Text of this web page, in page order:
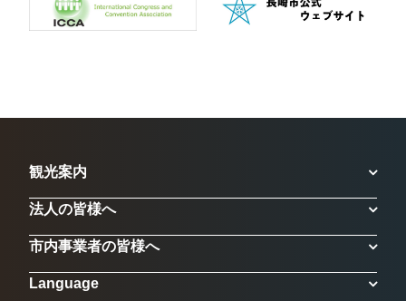
観光案内
法人の皆様へ
市内事業者の皆様へ
Language